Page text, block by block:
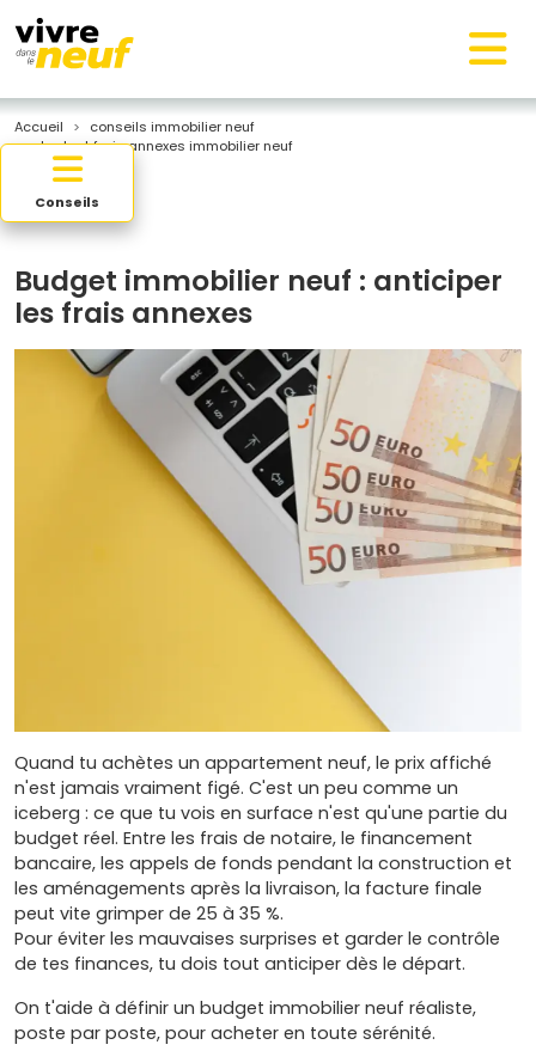
Accueil
conseils immobilier neuf
budget frais annexes immobilier neuf
Budget immobilier neuf : anticiper
les frais annexes
Quand tu achètes un appartement neuf, le prix affiché
n'est jamais vraiment figé. C'est un peu comme un
iceberg : ce que tu vois en surface n'est qu'une partie du
budget réel. Entre les frais de notaire, le financement
bancaire, les appels de fonds pendant la construction et
les aménagements après la livraison, la facture finale
peut vite grimper de 25 à 35 %.
Pour éviter les mauvaises surprises et garder le contrôle
de tes finances, tu dois tout anticiper dès le départ.
On t'aide à définir un budget immobilier neuf réaliste,
poste par poste, pour acheter en toute sérénité.
Conseils